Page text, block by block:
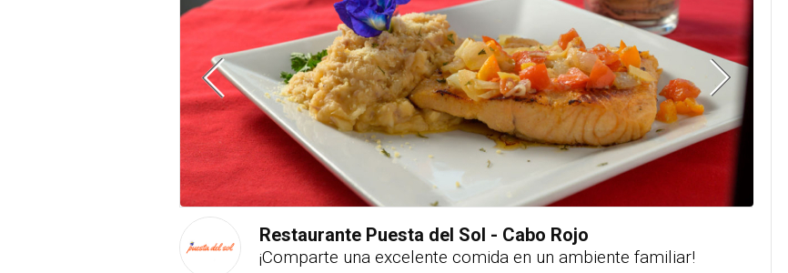
Restaurante Puesta del Sol - Cabo Rojo
¡Comparte una excelente comida en un ambiente familiar!